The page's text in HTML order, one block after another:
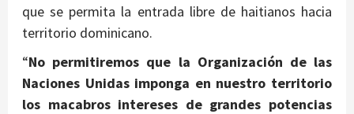
que se permita la entrada libre de haitianos hacia
territorio dominicano.
“No permitiremos que la Organización de las
Naciones Unidas imponga en nuestro territorio
los macabros intereses de grandes potencias